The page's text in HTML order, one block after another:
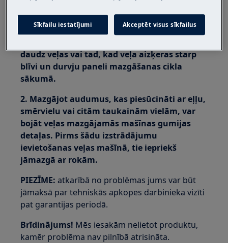
1. Veļas mazgājamās mašīnas durvju blīves
daudz veļas vai tad, kad veļa aizķeras starp
blīvi un durvju paneli mazgāšanas cikla
sākumā.
2. Mazgājot audumus, kas piesūcināti ar eļļu,
smērvielu vai citām taukainām vielām, var
bojāt veļas mazgājamās mašīnas gumijas
detaļas. Pirms šādu izstrādājumu
ievietošanas veļas mašīnā, tie iepriekš
jāmazgā ar rokām.
PIEZĪME: atkarībā no problēmas jums var būt
jāmaksā par tehniskās apkopes darbinieka vizīti
pat garantijas periodā.
Brīdinājums! Mēs iesakām nelietot produktu,
kamēr problēma nav pilnībā atrisināta.
Sīkfailu iestatījumi Akceptēt visus sīkfailus